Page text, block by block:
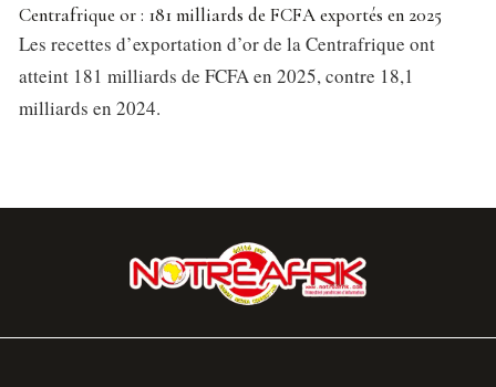
Centrafrique or : 181 milliards de FCFA exportés en 2025
Les recettes d’exportation d’or de la Centrafrique ont
atteint 181 milliards de FCFA en 2025, contre 18,1
milliards en 2024.